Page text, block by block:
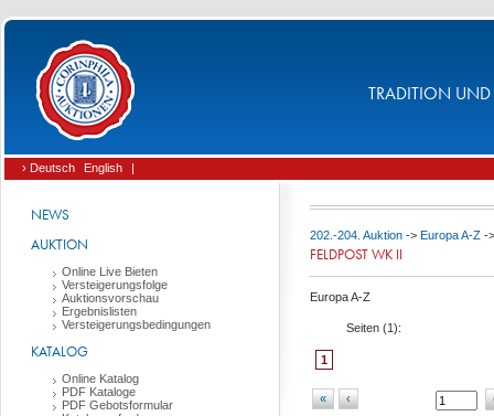
TRADITION UND
› Deutsch English |
NEWS
AUKTION
Online Live Bieten
Versteigerungsfolge
Auktionsvorschau
Ergebnislisten
Versteigerungsbedingungen
KATALOG
Online Katalog
PDF Kataloge
PDF Gebotsformular
202.-204. Auktion -> Europa A-Z -
FELDPOST WK II
Europa A-Z
Seiten (1):
1
« ‹